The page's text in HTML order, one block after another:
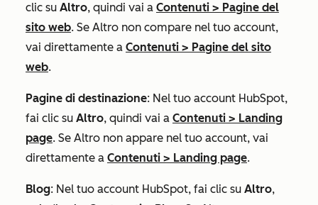
clic su Altro, quindi vai a Contenuti > Pagine del
sito web. Se Altro non compare nel tuo account,
vai direttamente a Contenuti > Pagine del sito
web.
Pagine di destinazione: Nel tuo account HubSpot,
fai clic su Altro, quindi vai a Contenuti > Landing
page. Se Altro non appare nel tuo account, vai
direttamente a Contenuti > Landing page.
Blog: Nel tuo account HubSpot, fai clic su Altro,